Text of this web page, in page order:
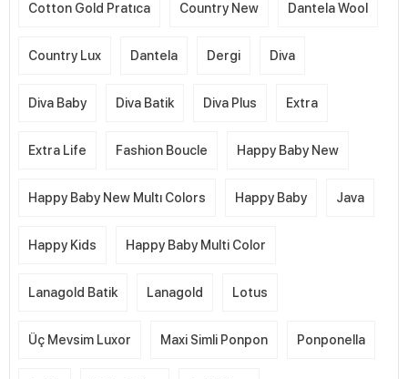
Cotton Gold Pratıca Country New Dantela Wool
Country Lux Dantela Dergi Diva
Diva Baby Diva Batik Diva Plus Extra
Extra Life Fashion Boucle Happy Baby New
Happy Baby New Multı Colors Happy Baby Java
Happy Kids Happy Baby Multi Color
Lanagold Batik Lanagold Lotus
Üç Mevsim Luxor Maxi Simli Ponpon Ponponella